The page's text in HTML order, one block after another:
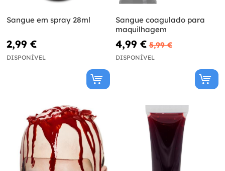
Sangue em spray 28ml
2,99 €
DISPONÍVEL
Sangue coagulado para
maquilhagem
4,99 € 5,99 €
DISPONÍVEL